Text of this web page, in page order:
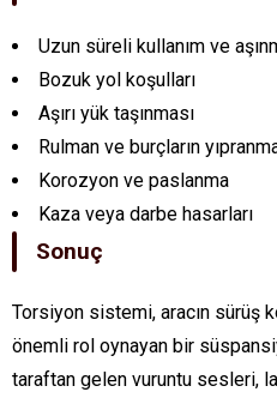
Uzun süreli kullanım ve
Bozuk yol koşulları
Aşırı yük taşınması
Rulman ve burçların
Korozyon ve paslanma
Kaza veya darbe hasarları
Sonuç
Torsiyon sistemi, aracın sürüş
önemli rol oynayan bir
taraftan gelen vuruntu sesleri,